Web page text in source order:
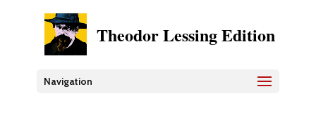
Theodor Lessing Edition
Navigation